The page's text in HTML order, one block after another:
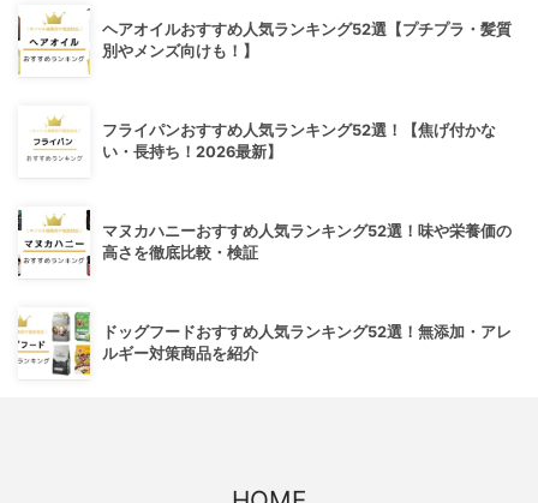
ヘアオイルおすすめ人気ランキング52選【プチプラ・髪質
別やメンズ向けも！】
フライパンおすすめ人気ランキング52選！【焦げ付かな
い・長持ち！2026最新】
マヌカハニーおすすめ人気ランキング52選！味や栄養価の
高さを徹底比較・検証
ドッグフードおすすめ人気ランキング52選！無添加・アレ
ルギー対策商品を紹介